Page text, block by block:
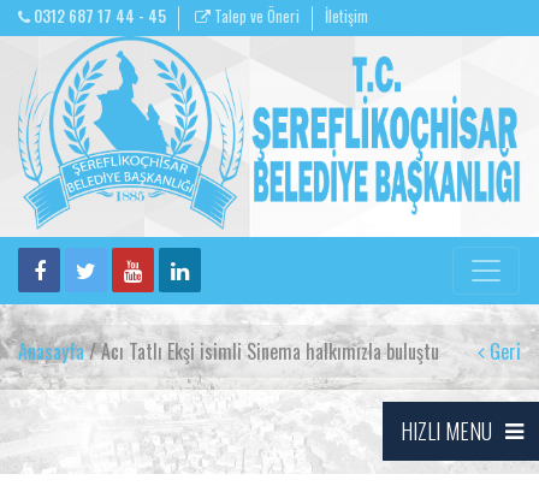
0312 687 17 44 - 45 Talep ve Öneri İletişim
Anasayfa/ Acı Tatlı Ekşi isimli Sinema halkımızla buluştu Geri
HIZLI MENU